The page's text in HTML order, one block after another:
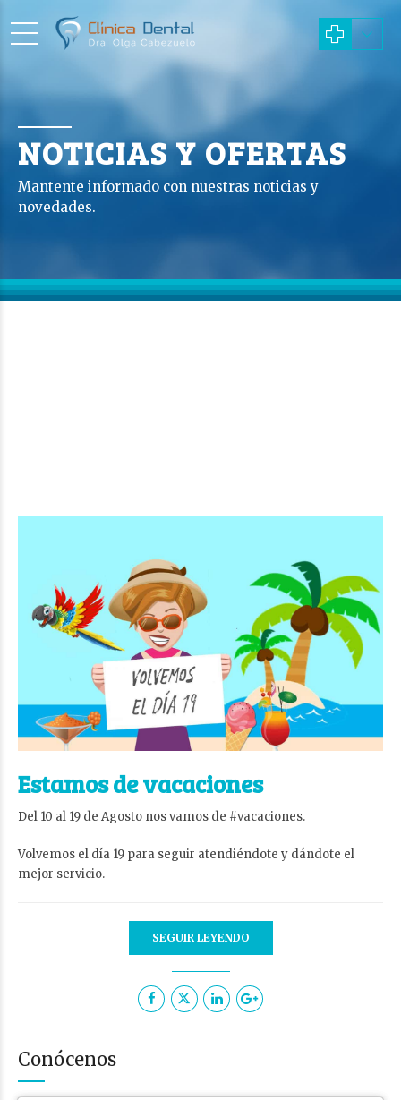
NOTICIAS Y OFERTAS
Mantente informado con nuestras noticias y
novedades.
Estamos de vacaciones
Del 10 al 19 de Agosto nos vamos de #vacaciones.
Volvemos el día 19 para seguir atendiéndote y dándote el
mejor servicio.
SEGUIR LEYENDO
Conócenos